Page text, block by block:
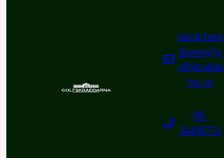
jakob.henr
iksson@g
olfskradda
rna.se
08-
54490711